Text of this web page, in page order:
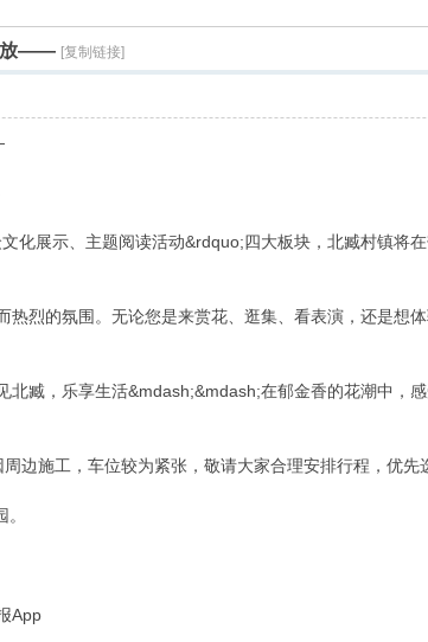
放—— [复制链接]
化展示、主题阅读活动&rdquo;四大板块，北臧村镇将
热烈的氛围。无论您是来赏花、逛集、看表演，还是想
臧，乐享生活&mdash;&mdash;在郁金香的花潮中，
边施工，车位较为紧张，敬请大家合理安排行程，优先
App